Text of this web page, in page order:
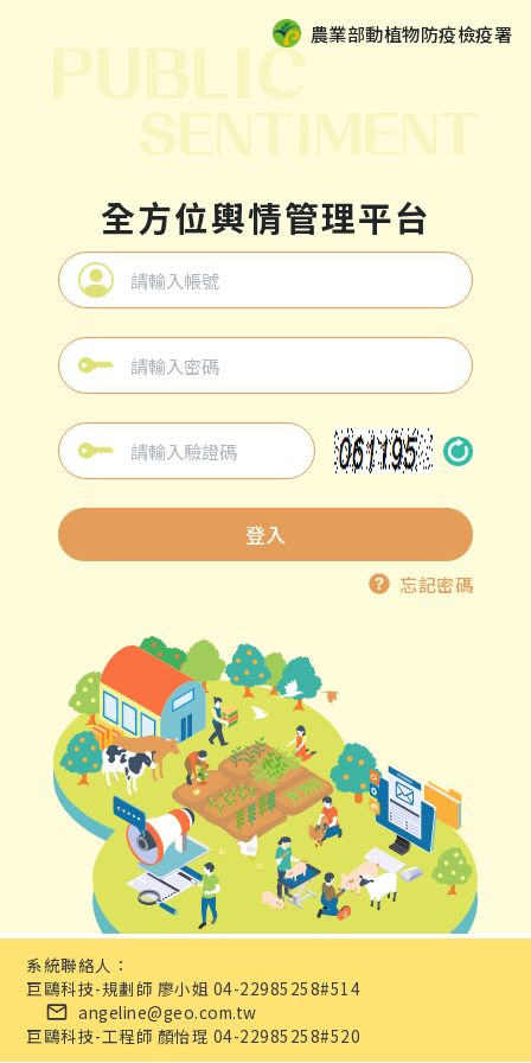
農業部動植物防疫檢疫署
全方位輿情管理平台
登入
忘記密碼
系統聯絡人：
巨鷗科技-規劃師 廖小姐 04-22985258#514
angeline@geo.com.tw
巨鷗科技-工程師 顏怡琨 04-22985258#520